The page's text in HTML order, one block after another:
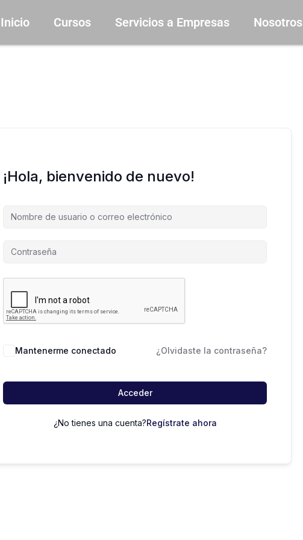
Inicio Cursos Servicios a Empresas Nosotros
¡Hola, bienvenido de nuevo!
Mantenerme conectado ¿Olvidaste la contraseña?
Acceder
¿No tienes una cuenta?Regístrate ahora